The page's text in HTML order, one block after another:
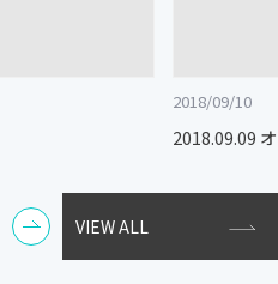
2018/09/10
2018.09.09
VIEW ALL